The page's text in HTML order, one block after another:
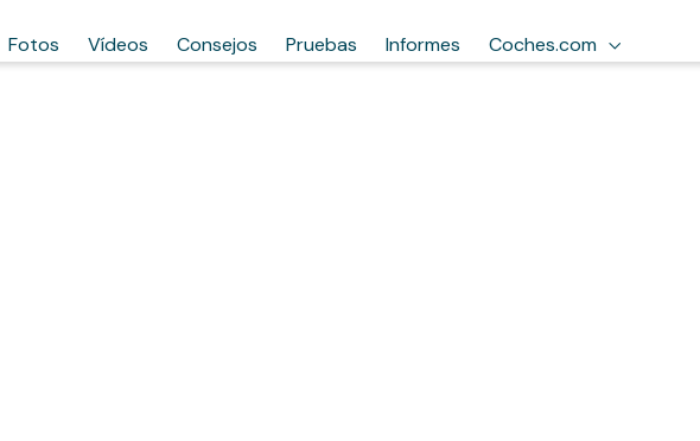
Fotos Vídeos Consejos Pruebas Informes Coches.com